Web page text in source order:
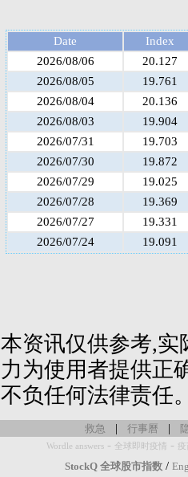
Date
Index
2026/08/06
20.127
2026/08/05
19.761
2026/08/04
20.136
2026/08/03
19.904
2026/07/31
19.703
2026/07/30
19.872
2026/07/29
19.025
2026/07/28
19.369
2026/07/27
19.331
2026/07/24
19.091
本资讯仅供参考,实
力为使用者提供正
不负任何法律责任
救急 | 行事曆 |
Wordle answers - 全球即时疫情 -
StockQ 全球股市指数 /